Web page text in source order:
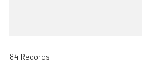
84 Records